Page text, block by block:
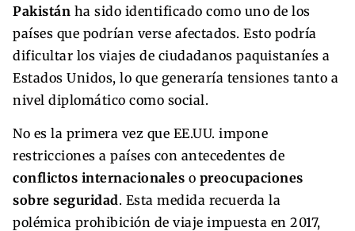
Pakistán ha sido identificado como uno de los
países que podrían verse afectados. Esto podría
dificultar los viajes de ciudadanos paquistaníes a
Estados Unidos, lo que generaría tensiones tanto a
nivel diplomático como social.
No es la primera vez que EE.UU. impone
restricciones a países con antecedentes de
conflictos internacionales o preocupaciones
sobre seguridad. Esta medida recuerda la
polémica prohibición de viaje impuesta en 2017,